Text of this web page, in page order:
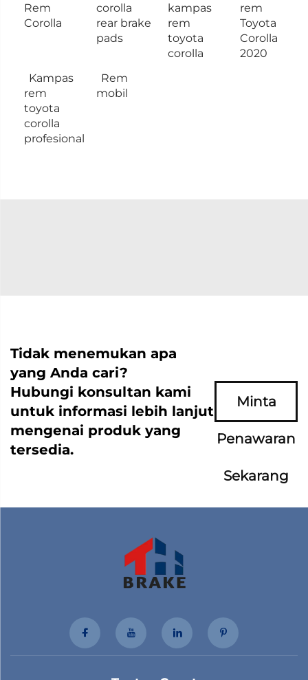
Rem
Corolla
corolla
rear brake
pads
kampas
rem
toyota
corolla
rem
Toyota
Corolla
2020
Kampas
rem
toyota
corolla
profesional
Rem
mobil
Tidak menemukan apa
yang Anda cari?
Hubungi konsultan kami
untuk informasi lebih lanjut
mengenai produk yang
tersedia.
Minta
Penawaran
Sekarang